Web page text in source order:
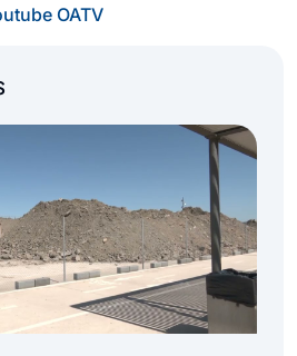
OATV